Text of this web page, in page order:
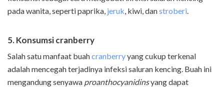
pada wanita, seperti paprika, jeruk , kiwi, danstroberi
5. Konsumsi cranberry
Salah satu manfaat buahcranberryyang cukup terkenal
adalah mencegah terjadinya infeksi saluran kencing. Buah ini
mengandung senyawa proanthocyanidinsyang dapat